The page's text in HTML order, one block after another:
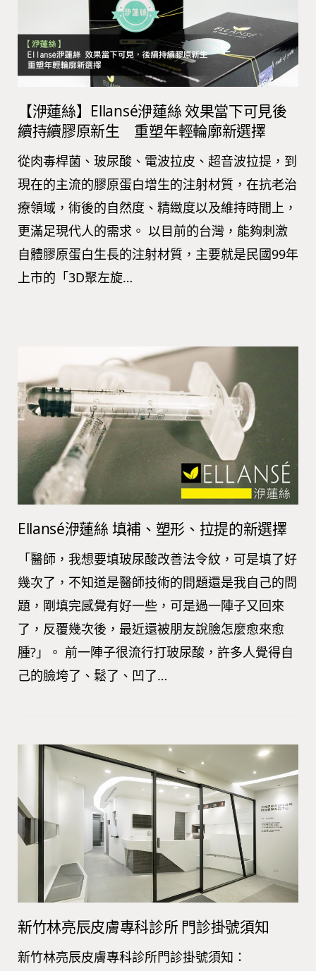
【洢蓮絲】Ellansé洢蓮絲 效果當下可見後
續持續膠原新生 重塑年輕輪廓新選擇
從肉毒桿菌、玻尿酸、電波拉皮、超音波拉提，到
現在的主流的膠原蛋白增生的注射材質，在抗老治
療領域，術後的自然度、精緻度以及維持時間上，
更滿足現代人的需求。 以目前的台灣，能夠刺激
自體膠原蛋白生長的注射材質，主要就是民國99年
上市的「3D聚左旋…
Ellansé洢蓮絲 填補、塑形、拉提的新選擇
「醫師，我想要填玻尿酸改善法令紋，可是填了好
幾次了，不知道是醫師技術的問題還是我自己的問
題，剛填完感覺有好一些，可是過一陣子又回來
了，反覆幾次後，最近還被朋友說臉怎麼愈來愈
腫?」。 前一陣子很流行打玻尿酸，許多人覺得自
己的臉垮了、鬆了、凹了…
新竹林亮辰皮膚專科診所 門診掛號須知
新竹林亮辰皮膚專科診所門診掛號須知：